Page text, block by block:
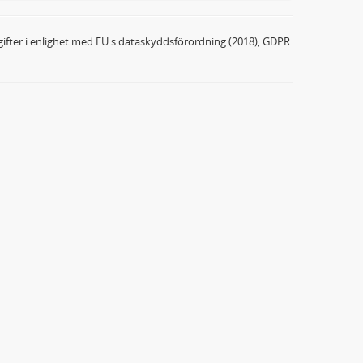
i enlighet med EU:s dataskyddsförordning (2018), GDPR.